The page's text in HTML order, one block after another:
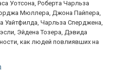
Уотсона, Роберта Чарльза
Мюллера, Джона Пайпера,
Чарльза Сперджена,
Эйдена Тозера, Дэвида
как людей повлиявших на